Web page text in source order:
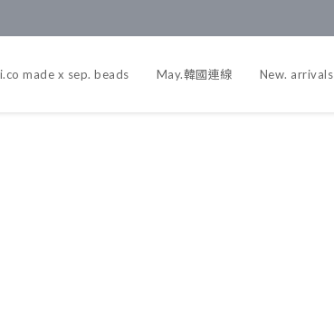
made x sep. beads May.韓國連線 New. arrivals